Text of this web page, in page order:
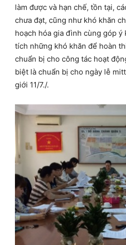
làm được và hạn chế, tồn tại,
chưa đạt, cũng như khó khăn
hoạch hóa gia đình cùng góp ý
tích những khó khăn để hoàn
chuẩn bị cho công tác hoạt
biệt là chuẩn bị cho ngày lễ
giới 11/7./.